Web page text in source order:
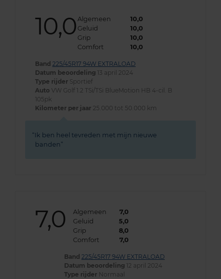
10,0 Algemeen
10,0
Geluid
10,0
Grip
10,0
Comfort
10,0
Band 225/45R17 94W EXTRALOAD
Datum beoordeling 13 april 2024
Type rijder Sportief
Auto VW Golf 1.2 TSi/TSi BlueMotion HB 4-cil. B
105pk
Kilometer per jaar 25.000 tot 50.000 km
Ik ben heel tevreden met mijn nieuwe
banden
7,0 Algemeen
7,0
Geluid
5,0
Grip
8,0
Comfort
7,0
Band 225/45R17 94W EXTRALOAD
Datum beoordeling 12 april 2024
Type rijder Normaal